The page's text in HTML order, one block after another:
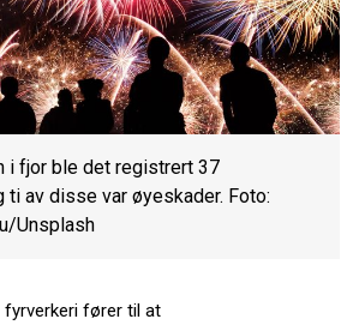
i fjor ble det registrert 37
ti av disse var øyeskader. Foto:
Unsplash
fyrverkeri fører til at